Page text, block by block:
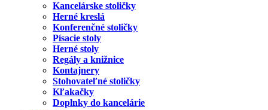
Kancelárske stoličky
Herné kreslá
Konferenčné stoličky
Písacie stoly
Herné stoly
Regály a knižnice
Kontajnery
Stohovateľné stoličky
Kľakačky
Doplnky do kancelárie